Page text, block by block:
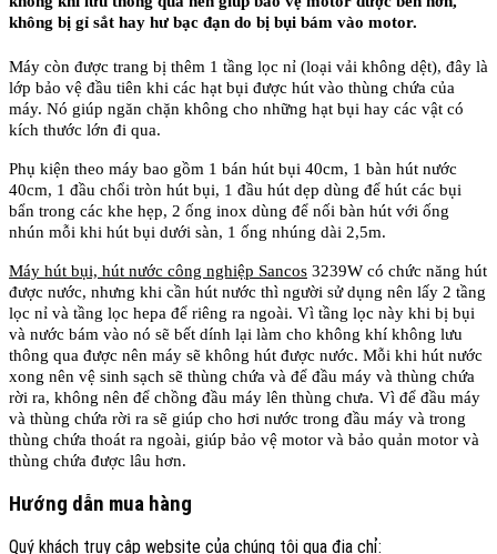
không bị gỉ sắt hay hư bạc đạn do bị bụi bám vào motor.
Máy còn được trang bị thêm 1 tầng lọc nỉ (loại vải không dệt), đây là
lớp bảo vệ đầu tiên khi các hạt bụi được hút vào thùng chứa của
máy. Nó giúp ngăn chặn không cho những hạt bụi hay các vật có
kích thước lớn đi qua.
Phụ kiện theo máy bao gồm 1 bán hút bụi 40cm, 1 bàn hút nước
40cm, 1 đầu chổi tròn hút bụi, 1 đầu hút dẹp dùng để hút các bụi
bẩn trong các khe hẹp, 2 ống inox dùng để nối bàn hút với ống
nhún mỗi khi hút bụi dưới sàn, 1 ống nhúng dài 2,5m.
Máy hút bụi, hút nước công nghiệp Sancos 3239W có chức năng hút
được nước, nhưng khi cần hút nước thì người sử dụng nên lấy 2 tầng
lọc nỉ và tầng lọc hepa để riêng ra ngoài. Vì tầng lọc này khi bị bụi
và nước bám vào nó sẽ bết dính lại làm cho không khí không lưu
thông qua được nên máy sẽ không hút được nước. Mỗi khi hút nước
xong nên vệ sinh sạch sẽ thùng chứa và để đầu máy và thùng chứa
rời ra, không nên để chồng đầu máy lên thùng chưa. Vì để đầu máy
và thùng chứa rời ra sẽ giúp cho hơi nước trong đầu máy và trong
thùng chứa thoát ra ngoài, giúp bảo vệ motor và bảo quản motor và
thùng chứa được lâu hơn.
Hướng dẫn mua hàng
Quý khách truy cập website của chúng tôi qua địa chỉ: